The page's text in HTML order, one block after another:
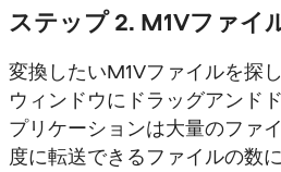
ステップ 2. M1Vファイ
変換したいM1Vファイルを探
ウィンドウにドラッグアンド
プリケーションは大量のファ
度に転送できるファイルの数